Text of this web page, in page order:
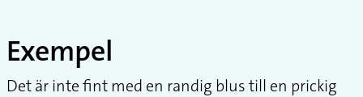
Exempel
Det är inte fint med en randig blus till en prickig